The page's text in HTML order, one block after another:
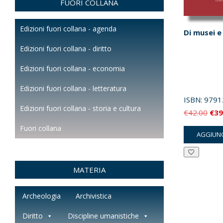
Di musei
ISBN:
€42.00 Il
€
FUORI COLLANA
Edizioni fuori collana - agenda
Edizioni fuori collana - diritto
Edizioni fuori collana - economia
Edizioni fuori collana - letteratura
Edizioni fuori collana - storia e cultura
Fuori collana
MATERIA
Archeologia Archivistica
Diritto Discipline umanistiche